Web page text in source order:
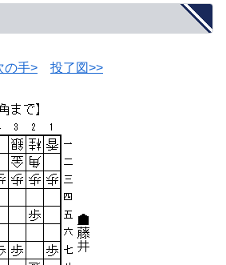
の手> 投了図>>